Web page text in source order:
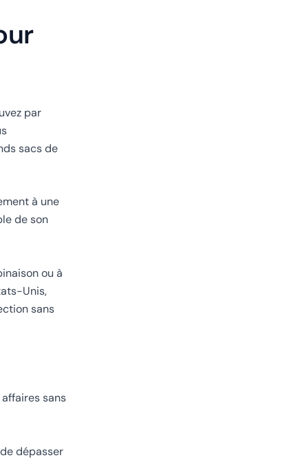
par
sacs de
à une
de son
ou à
Unis,
sans
sans
dépasser